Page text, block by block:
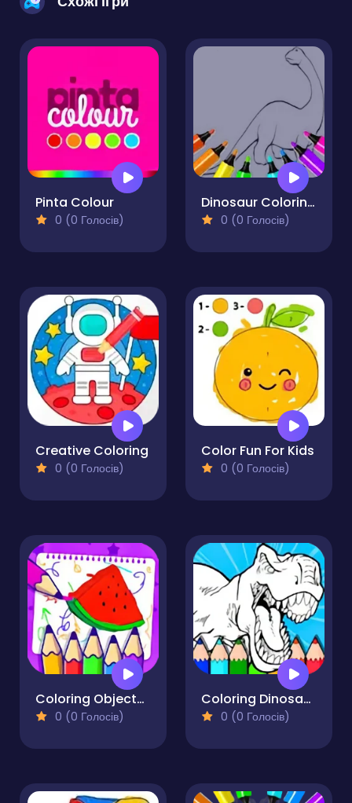
Pinta Colour
0 (0 Голосів)
Dinosaur Coloring Pages Kids
0 (0 Голосів)
Creative Coloring
0 (0 Голосів)
Color Fun For Kids
0 (0 Голосів)
Coloring Objects for Kids
0 (0 Голосів)
Coloring Dinosaurs for Kids
0 (0 Голосів)